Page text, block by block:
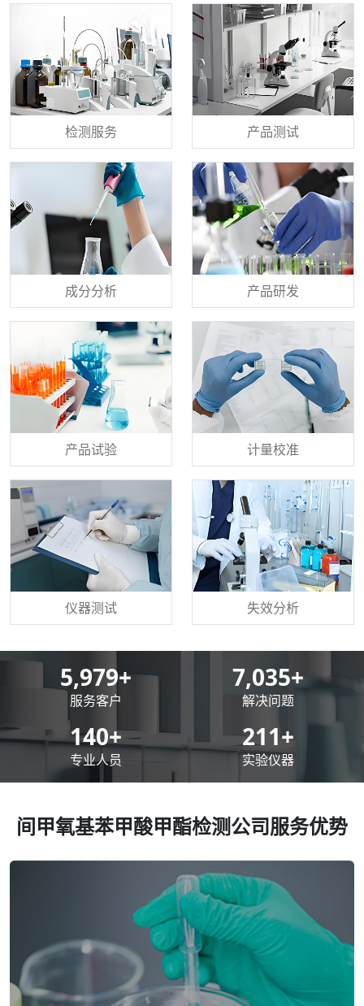
检测服务 产品测试
成分分析 产品研发
产品试验 计量校准
仪器测试 失效分析
8,500+
服务客户
10,000+
解决问题
200+
专业人员
300+
实验仪器
间甲氧基苯甲酸甲酯检测公司服务优势